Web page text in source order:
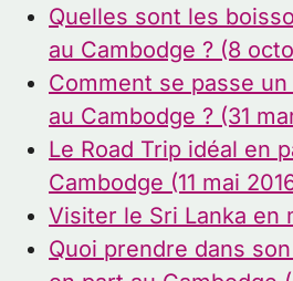
Quelles sont les
au Cambodge ? (8
Comment se passe
au Cambodge ? (31
Le Road Trip idéal en
Cambodge (11 mai
Visiter le Sri Lanka en
Quoi prendre dans